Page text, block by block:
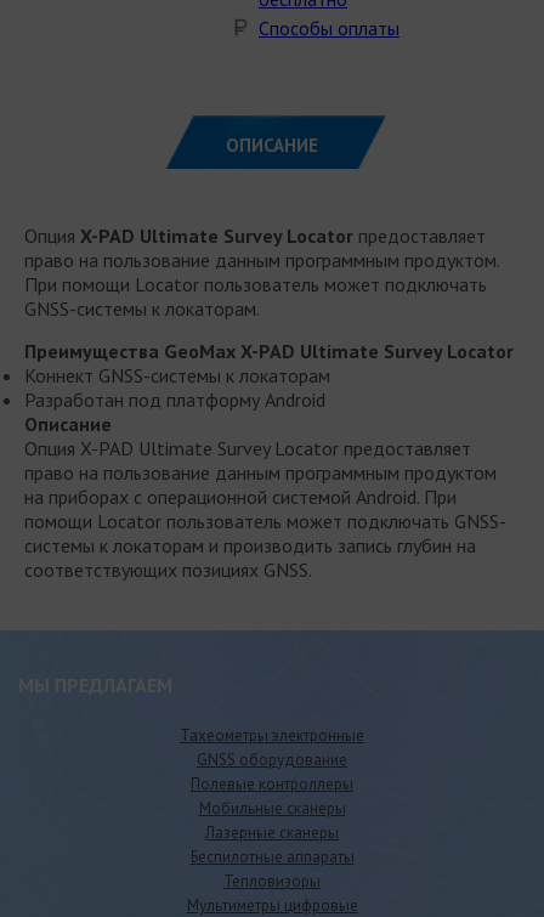
Способы оплаты
ОПИСАНИЕ
Опция X-PAD Ultimate Survey Locator предоставляет
право на пользование данным программным продуктом.
При помощи Locator пользователь может подключать
GNSS-системы к локаторам.
Преимущества GeoMax X-PAD Ultimate Survey Locator
Коннект GNSS-системы к локаторам
Разработан под платформу Android
Описание
Опция X-PAD Ultimate Survey Locator предоставляет
право на пользование данным программным продуктом
на приборах с операционной системой Android. При
помощи Locator пользователь может подключать GNSS-
системы к локаторам и производить запись глубин на
соответствующих позициях GNSS.
МЫ ПРЕДЛАГАЕМ
Тахеометры электронные
GNSS оборудование
Полевые контроллеры
Мобильные сканеры
Лазерные сканеры
Беспилотные аппараты
Тепловизоры
Мультиметры цифровые